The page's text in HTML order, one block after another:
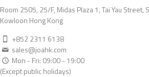
Room 2505, 25/F, Midas Plaza 1, Tai Yau Street,
Kowloon Hong Kong
+852 2311 6138
sales@joahk.com
Mon - Fri: 09:00 - 19:00
(Except public holidays)